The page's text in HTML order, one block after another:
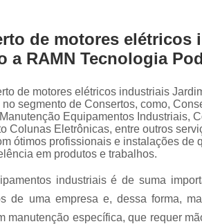
Conserto
servo motor
siemens
Manutenção
equipamentos
industriais
Reparo de
motores
Serviço
automação
industrial
de motores elétricos
a RAMN Tecnologia
de motores elétricos industriais
segmento de Consertos, como,
Equipamentos Industriais,
Colunas Eletrônicas, entre outros
ótimos profissionais e instalações de
em produtos e trabalhos.
industriais é de suma
de uma empresa e, dessa forma,
manutenção específica, que requer